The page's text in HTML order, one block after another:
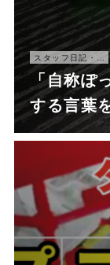
「自称ぽ
する言葉